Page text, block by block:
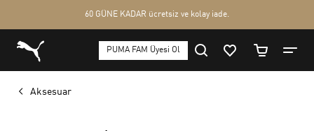
Aksesuar